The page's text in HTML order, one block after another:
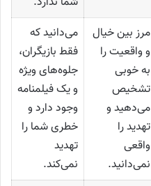
مرز بین خیال
و واقعیت را
به خوبی
تشخیص
می‌دهید و
تهدید را
واقعی
نمی‌دانید.
می‌دانید که
فقط بازیگران،
جلوه‌های ویژه
و یک فیلمنامه
وجود دارد و
خطری شما را
تهدید
نمی‌کند.